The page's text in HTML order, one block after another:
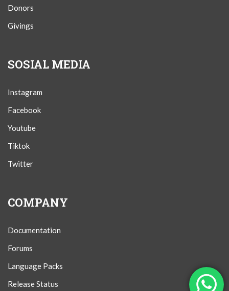
Donors
Givings
SOSIAL MEDIA
Instagram
Facebook
Youtube
Tiktok
Twitter
COMPANY
Documentation
Forums
Language Packs
Release Status